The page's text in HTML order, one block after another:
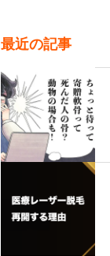
最近の記事